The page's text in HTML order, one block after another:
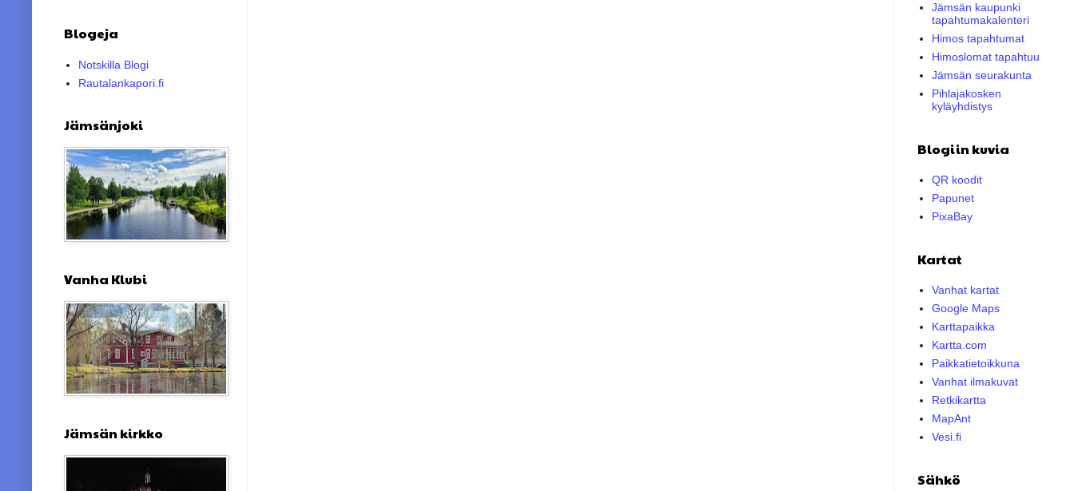
Blogeja
Notskilla Blogi
Rautalankapori.fi
Jämsänjoki
Vanha Klubi
Jämsän kirkko
Jämsän kaupunki
tapahtumakalenteri
Himos tapahtumat
Himoslomat tapahtuu
Jämsän seurakunta
Pihlajakosken
kyläyhdistys
Blogiin kuvia
QR koodit
Papunet
PixaBay
Kartat
Vanhat kartat
Google Maps
Karttapaikka
Kartta.com
Paikkatietoikkuna
Vanhat ilmakuvat
Retkikartta
MapAnt
Vesi.fi
Sähkö